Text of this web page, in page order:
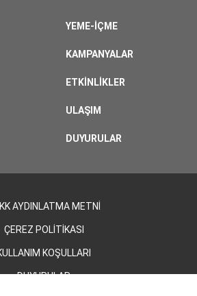
YEME-İÇME
KAMPANYALAR
ETKINLIKLER
ULAŞIM
DUYURULAR
AYDINLATMA METNİ
ÇEREZ POLİTİKASI
KOŞULLARI
DUYURULAR